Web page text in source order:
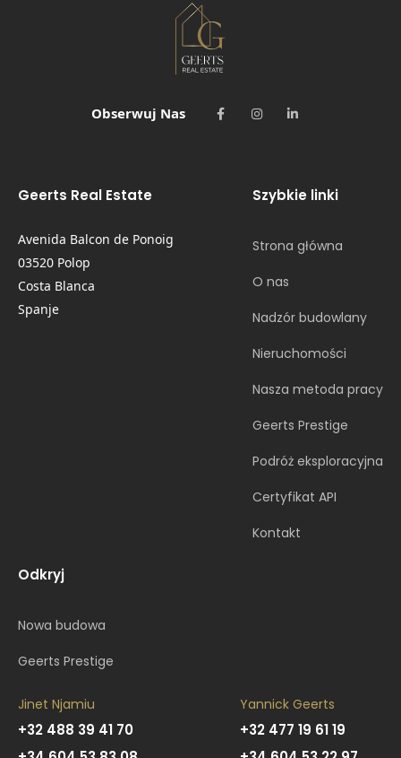
Obserwuj Nas
Geerts Real Estate
Avenida Balcon de Ponoig
03520 Polop
Costa Blanca
Spanje
Szybkie linki
Strona główna
O nas
Nadzór budowlany
Nieruchomości
Nasza metoda pracy
Geerts Prestige
Podróż eksploracyjna
Certyfikat API
Kontakt
Odkryj
Nowa budowa
Geerts Prestige
Jinet Njamiu
+32 488 39 41 70
Yannick Geerts
+32 477 19 61 19